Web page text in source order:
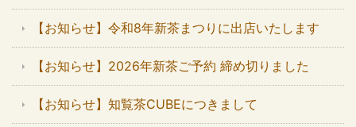
【お知らせ】令和8年新茶まつりに出店いたします
【お知らせ】2026年新茶ご予約 締め切りました
【お知らせ】知覧茶CUBEにつきまして